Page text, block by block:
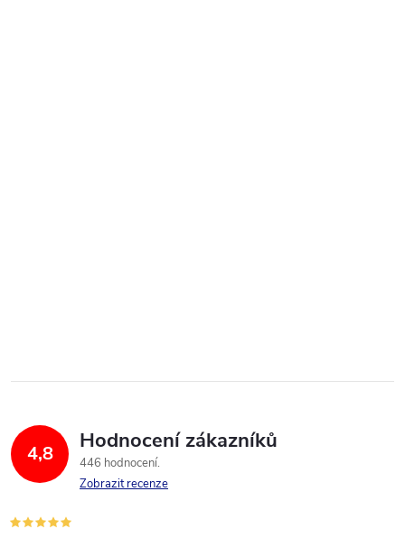
4,8 Hodnocení zákazníků
446 hodnocení
Zobrazit recenze